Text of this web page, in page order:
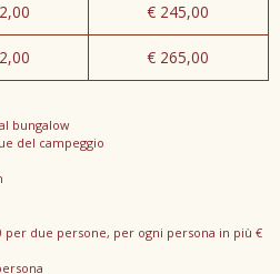
€ 245,00
€ 265,00
bungalow
del campeggio
per due persone, per ogni persona in più €